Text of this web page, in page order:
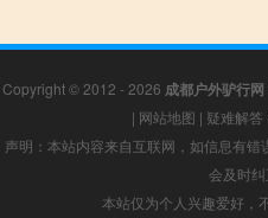
Copyright © 2012 - 2026 成都户外驴行网
| 网站地图 | 疑难解答
声明：本站内容来自互联网，如信息有
会及时
本站仅为个人兴趣爱好，